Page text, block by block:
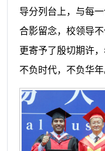
导分列台上，与每
合影留念，校领导
更寄予了殷切期许
不负时代，不负华年